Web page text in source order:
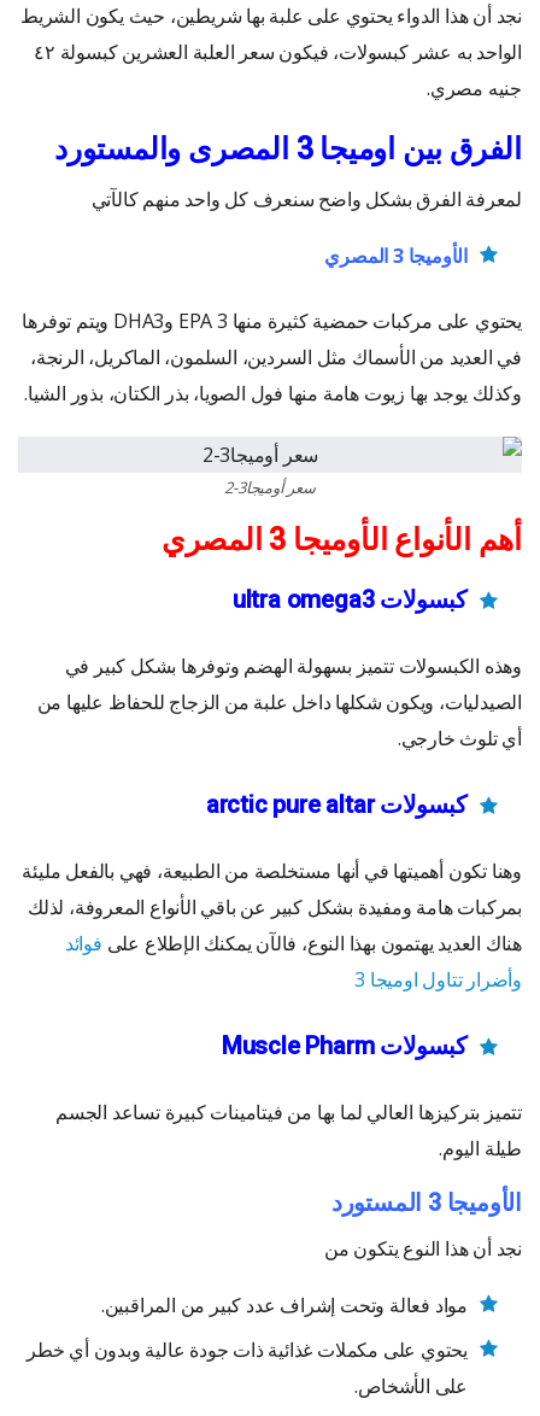
نجد أن هذا الدواء يحتوي على علبة بها شريطين، حيث يكون الشريط
الواحد به عشر كبسولات، فيكون سعر العلبة العشرين كبسولة ٤٢
جنيه مصري.
الفرق بين اوميجا 3 المصرى والمستورد
لمعرفة الفرق بشكل واضح سنعرف كل واحد منهم كالآتي
الأوميجا 3 المصري
يحتوي على مركبات حمضية كثيرة منها EPA 3 وDHA3 ويتم توفرها
في العديد من الأسماك مثل السردين، السلمون، الماكريل، الرنجة،
وكذلك يوجد بها زيوت هامة منها فول الصويا، بذر الكتان، بذور الشيا.
سعر أوميجا3-2
أهم الأنواع الأوميجا 3 المصري
كبسولات ultra omega3
وهذه الكبسولات تتميز بسهولة الهضم وتوفرها بشكل كبير في
الصيدليات، ويكون شكلها داخل علبة من الزجاج للحفاظ عليها من
أي تلوث خارجي.
كبسولات arctic pure altar
وهنا تكون أهميتها في أنها مستخلصة من الطبيعة، فهي بالفعل مليئة
بمركبات هامة ومفيدة بشكل كبير عن باقي الأنواع المعروفة، لذلك
هناك العديد يهتمون بهذا النوع، فالآن يمكنك الإطلاع على فوائد
وأضرار تتاول اوميجا 3
كبسولات Muscle Pharm
تتميز بتركيزها العالي لما بها من فيتامينات كبيرة تساعد الجسم
طيلة اليوم.
الأوميجا 3 المستورد
نجد أن هذا النوع يتكون من
مواد فعالة وتحت إشراف عدد كبير من المراقبين.
يحتوي على مكملات غذائية ذات جودة عالية وبدون أي خطر
على الأشخاص.